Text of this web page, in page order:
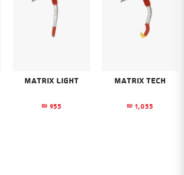
Matrix Tech
₪ 1,055
Matrix Light
₪ 955